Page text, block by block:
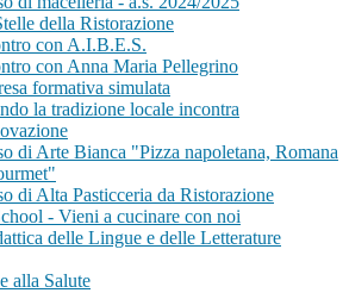
della Ristorazione
con A.I.B.E.S.
con Anna Maria Pellegrino
formativa simulata
la tradizione locale incontra
di Arte Bianca "Pizza napoletana, Romana
di Alta Pasticceria da Ristorazione
- Vieni a cucinare con noi
delle Lingue e delle Letterature
alla Salute